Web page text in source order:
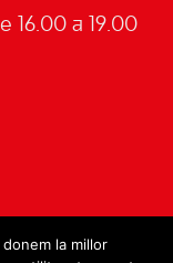
16.00 a 19.00
la millor